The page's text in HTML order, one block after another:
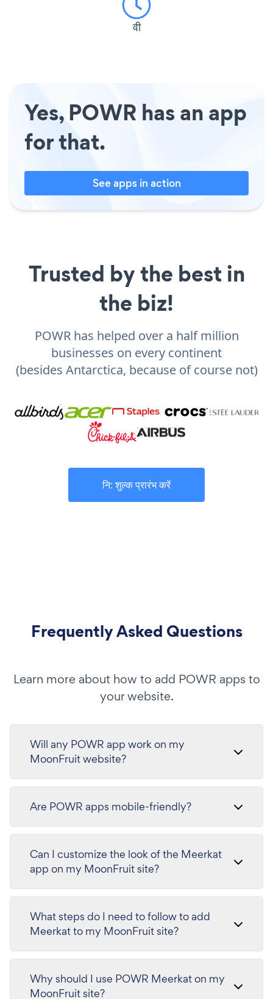
वी
Yes, POWR has an app
for that.
See apps in action
Trusted by the best in
the biz!
POWR has helped over a half million
businesses on every continent
(besides Antarctica, because of course not)
नि: शुल्क प्रारंभ करें
Frequently Asked Questions
Learn more about how to add POWR apps to
your website.
Will any POWR app work on my
MoonFruit website?
Are POWR apps mobile-friendly?
Can I customize the look of the Meerkat
app on my MoonFruit site?
What steps do I need to follow to add
Meerkat to my MoonFruit site?
Why should I use POWR Meerkat on my
MoonFruit site?